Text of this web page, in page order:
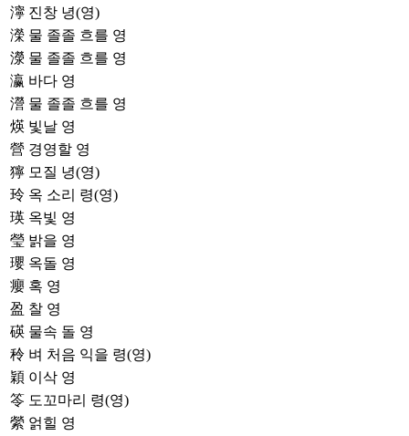
濘 진창 녕(영)
濚 물 졸졸 흐를 영
濴 물 졸졸 흐를 영
瀛 바다 영
瀯 물 졸졸 흐를 영
煐 빛날 영
營 경영할 영
獰 모질 녕(영)
玲 옥 소리 령(영)
瑛 옥빛 영
瑩 밝을 영
瓔 옥돌 영
癭 혹 영
盈 찰 영
碤 물속 돌 영
秢 벼 처음 익을 령(영)
穎 이삭 영
笭 도꼬마리 령(영)
縈 얽힐 영